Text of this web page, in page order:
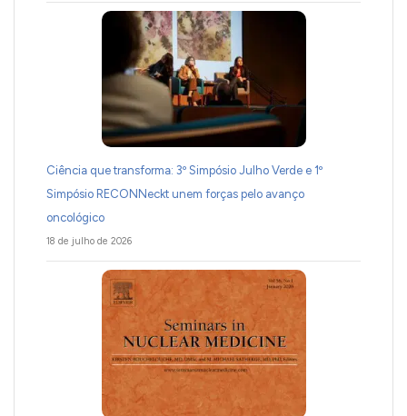
Ciência que transforma: 3º Simpósio Julho Verde e 1º
Simpósio RECONNeckt unem forças pelo avanço
oncológico
18 de julho de 2026